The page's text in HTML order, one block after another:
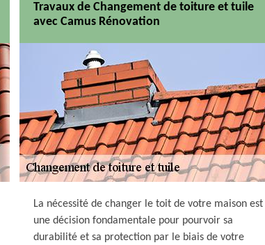
Travaux de Changement de toiture et tuile
avec Camus Rénovation
La nécessité de changer le toit de votre maison est
une décision fondamentale pour pourvoir sa
durabilité et sa protection par le biais de votre